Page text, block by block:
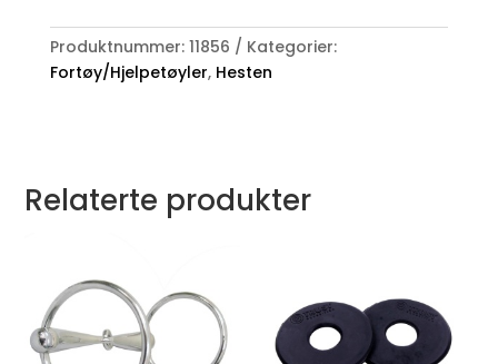
Produktnummer: 11856
Kategorier:
Fortøy/Hjelpetøyler, Hesten
Relaterte produkter